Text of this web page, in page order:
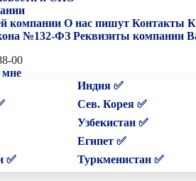
компании О нас пишут Контакты
№132-ФЗ Реквизиты компании
00
мне
Индия ✅
Сев. Корея ✅
Узбекистан ✅
Египет ✅
✅
Туркменистан ✅